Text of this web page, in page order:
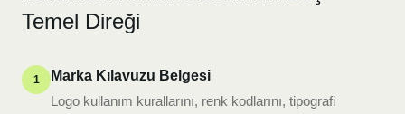
Temel Direği
1
Marka Kılavuzu Belgesi
Logo kullanım kurallarını, renk kodlarını, tipografi